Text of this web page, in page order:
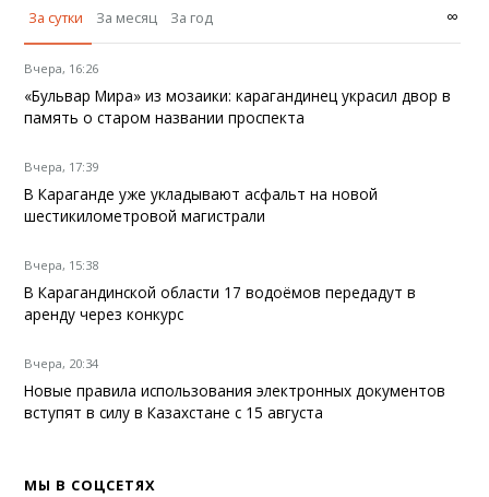
За сутки
За месяц За год ∞
Вчера, 16:26
«Бульвар Мира» из мозаики: карагандинец украсил двор в
память о старом названии проспекта
Вчера, 17:39
В Караганде уже укладывают асфальт на новой
шестикилометровой магистрали
Вчера, 15:38
В Карагандинской области 17 водоёмов передадут в
аренду через конкурс
Вчера, 20:34
Новые правила использования электронных документов
вступят в силу в Казахстане с 15 августа
МЫ В СОЦСЕТЯХ